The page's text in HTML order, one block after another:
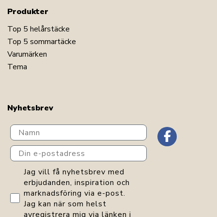
Produkter
Top 5 helårstäcke
Top 5 sommartäcke
Varumärken
Tema
Nyhetsbrev
Navn
Din e-postadress
GDPR consent
Jag vill få nyhetsbrev med
erbjudanden, inspiration och
marknadsföring via e-post.
Jag kan när som helst
avregistrera mig via länken i